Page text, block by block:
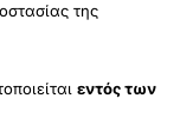
της
εντός των